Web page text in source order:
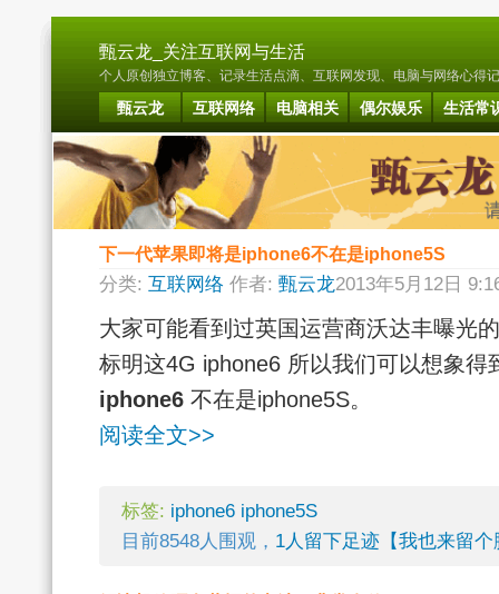
甄云龙_关注互联网与生活
个人原创独立博客、记录生活点滴、互联网发现、电脑与网络心得
甄云龙 互联网络 电脑相关 偶尔娱乐 生活常
下一代苹果即将是iphone6不在是iphone5S
分类: 互联网络 作者: 甄云龙2013年5月12日
大家可能看到过英国运营商沃达丰曝光
标明这4G iphone6 所以我们可以想象得
iphone6 不在是iphone5S。
阅读全文>>
标签: iphone6 iphone5S
目前8548人围观， 1人留下足迹【我也来留个